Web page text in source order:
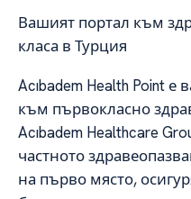
Вашият портал към
класа в Турция
Acıbadem Health Point
към първокласно
Acıbadem Healthcare
частното
на първо място,